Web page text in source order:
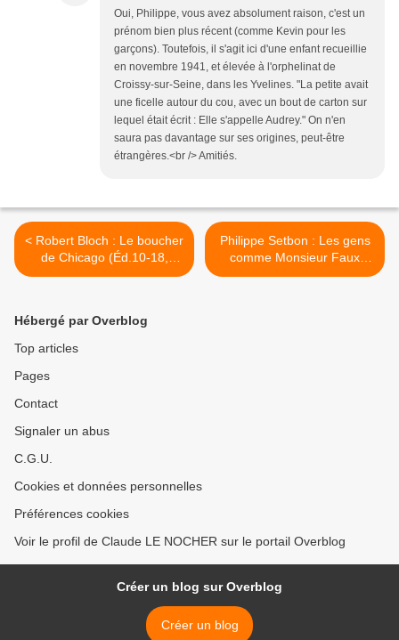
Oui, Philippe, vous avez absolument raison, c'est un
prénom bien plus récent (comme Kevin pour les
garçons). Toutefois, il s'agit ici d'une enfant recueillie
en novembre 1941, et élevée à l'orphelinat de
Croissy-sur-Seine, dans les Yvelines. "La petite avait
une ficelle autour du cou, avec un bout de carton sur
lequel était écrit : Elle s'appelle Audrey." On n'en
saura pas davantage sur ses origines, peut-être
étrangères.<br /> Amitiés.
< Robert Bloch : Le boucher
de Chicago (Éd.10-18,
2017)
Philippe Setbon : Les gens
comme Monsieur Faux
(Éd.du Caïman, 2017) >
Hébergé par Overblog
Top articles
Pages
Contact
Signaler un abus
C.G.U.
Cookies et données personnelles
Préférences cookies
Voir le profil de Claude LE NOCHER sur le portail Overblog
Créer un blog sur Overblog
Créer un blog